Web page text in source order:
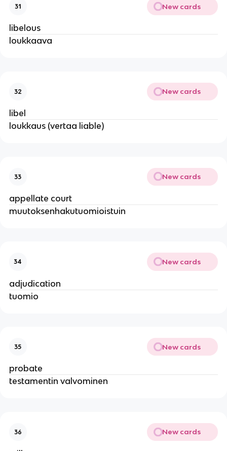
31 New cards
libelous
loukkaava
32 New cards
libel
loukkaus (vertaa liable)
33 New cards
appellate court
muutoksenhakutuomioistuin
34 New cards
adjudication
tuomio
35 New cards
probate
testamentin valvominen
36 New cards